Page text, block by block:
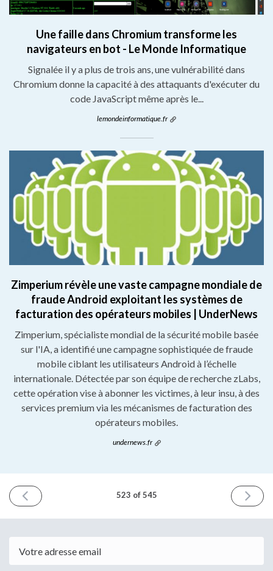
Une faille dans Chromium transforme les
navigateurs en bot - Le Monde Informatique
Signalée il y a plus de trois ans, une vulnérabilité dans
Chromium donne la capacité à des attaquants d'exécuter du
code JavaScript même après le...
lemondeinformatique.fr
Zimperium révèle une vaste campagne mondiale de
fraude Android exploitant les systèmes de
facturation des opérateurs mobiles | UnderNews
Zimperium, spécialiste mondial de la sécurité mobile basée
sur l'IA, a identifié une campagne sophistiquée de fraude
mobile ciblant les utilisateurs Android à l’échelle
internationale. Détectée par son équipe de recherche zLabs,
cette opération vise à abonner les victimes, à leur insu, à des
services premium via les mécanismes de facturation des
opérateurs mobiles.
undernews.fr
NUMÉRO
PRÉCÉDENT
2026
523 of 545
2026